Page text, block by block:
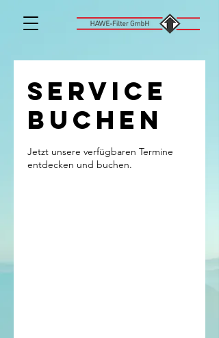
Service
buchen
Jetzt unsere verfügbaren Termine
entdecken und buchen.